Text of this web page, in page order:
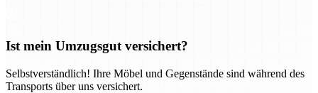
Ist mein Umzugsgut versichert?
Selbstverständlich! Ihre Möbel und Gegenstände sind während des
Transports über uns versichert.